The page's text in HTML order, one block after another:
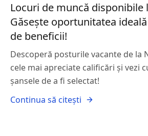
Locuri de muncă disponibile
Găsește oportunitatea
de beneficii!
Descoperă posturile vacante de la
cele mai apreciate calificări și vezi
șansele de a fi selectat!
Continua să citești